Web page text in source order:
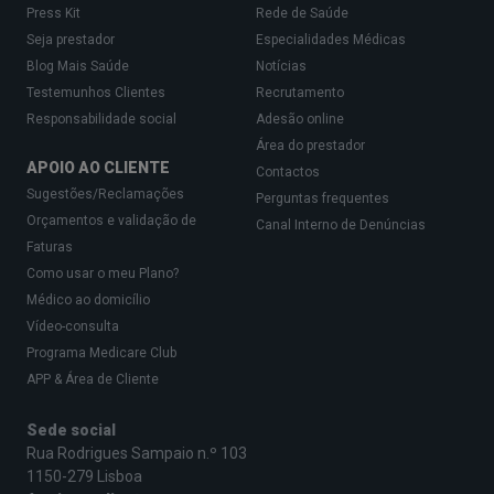
Mostre o seu apoio para criar e manter uma rotina
matinal. A criança pode, por exemplo, escolher
tomar banho de manhã ou antes de ir dormir. Uma
rotina consistente pode ajudar a criança a
preparar-se mentalmente para o dia.
Incentive o seu filho a escolher a roupa e a
organizar a mochila na noite anterior. Desta forma,
a manhã fica organizada e o stress de tomar
decisões de última hora é minimizado.
Promova conversas abertas
essencial ter conversas abertas e diárias com o
seu filho, perguntando-lhe:
Press Kit
Seja prestador
Blog Mais Saúde
Testemunhos Clientes
Responsabilidade social
APOIO AO CLIENTE
Sugestões/Reclamações
Orçamentos e validação de
Faturas
Como usar o meu Plano?
Médico ao domicílio
Vídeo-consulta
Programa Medicare Club
APP & Área de Cliente
Rede de Saúde
Especialidades Médicas
Notícias
Recrutamento
Adesão online
Área do prestador
Contactos
Perguntas frequentes
Canal Interno de Denúncias
Sede social
Rua Rodrigues Sampaio n.º 103
1150-279 Lisboa